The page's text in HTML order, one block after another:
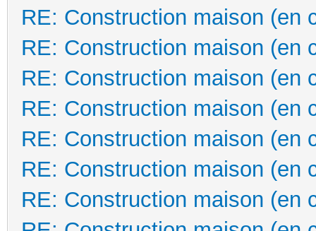
RE: Construction maison (en
RE: Construction maison (en
RE: Construction maison (en
RE: Construction maison (en
RE: Construction maison (en
RE: Construction maison (en
RE: Construction maison (en